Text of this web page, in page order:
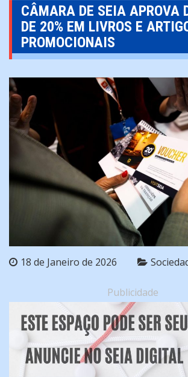
CÂMARA DE SEIA APROVA
DE 20% EM LIVROS E
PROMOCIONAIS
18 de Janeiro de 2026
Publicidade